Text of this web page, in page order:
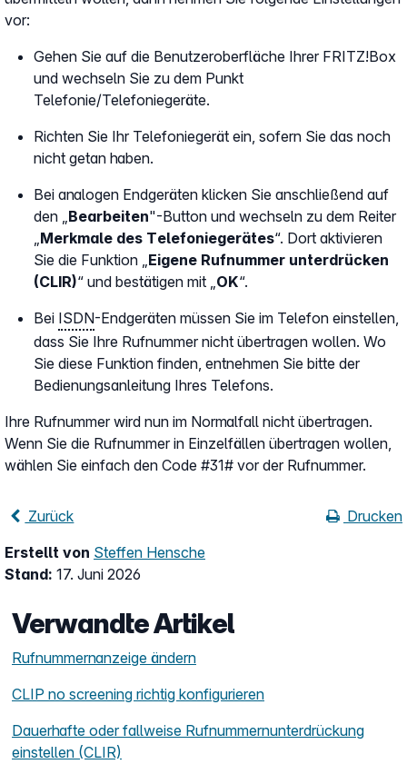
vor:
Gehen Sie auf die Benutzeroberfläche Ihrer FRITZ!Box
und wechseln Sie zu dem Punkt
Telefonie/Telefoniegeräte.
Richten Sie Ihr Telefoniegerät ein, sofern Sie das noch
nicht getan haben.
Bei analogen Endgeräten klicken Sie anschließend auf
den „Bearbeiten"-Button und wechseln zu dem Reiter
„Merkmale des Telefoniegerätes“. Dort aktivieren
Sie die Funktion „Eigene Rufnummer unterdrücken
(CLIR)“ und bestätigen mit „OK“.
Bei ISDN-Endgeräten müssen Sie im Telefon einstellen,
dass Sie Ihre Rufnummer nicht übertragen wollen. Wo
Sie diese Funktion finden, entnehmen Sie bitte der
Bedienungsanleitung Ihres Telefons.
Ihre Rufnummer wird nun im Normalfall nicht übertragen.
Wenn Sie die Rufnummer in Einzelfällen übertragen wollen,
wählen Sie einfach den Code #31# vor der Rufnummer.
Zurück
Drucken
Erstellt von Steffen Hensche
Stand: 17. Juni 2026
Verwandte Artikel
Rufnummernanzeige ändern
CLIP no screening richtig konfigurieren
Dauerhafte oder fallweise Rufnummernunterdrückung
einstellen (CLIR)